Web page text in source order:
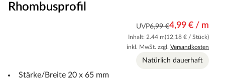
Rhombusprofil
UVP6,99 €4,99 € / m
Inhalt: 2.44 m(12,18 € / Stück)
inkl. MwSt. zzgl. Versandkosten
Natürlich dauerhaft
Stärke/Breite 20 x 65 mm